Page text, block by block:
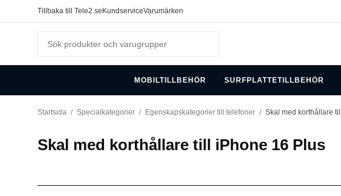
Tillbaka till Tele2.se KundserviceVarumärken
MOBILTILLBEHÖR SURFPLATTETILLBEHÖR
Startsida / Specialkategorier / Egenskapskategorier till telefoner / Skal med korthållare
Skal med korthållare till iPhone 16 Plus